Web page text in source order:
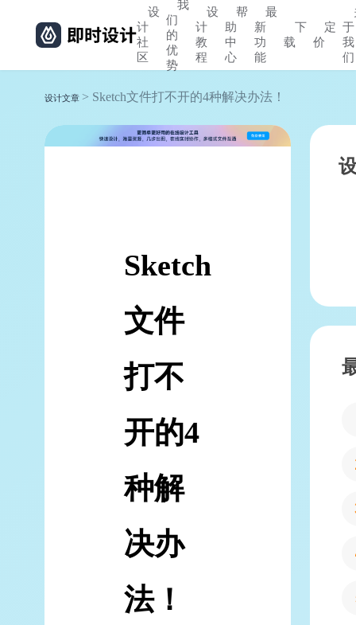
设
计
社
区
我
们
的
优
势
设
计
教
程
帮
助
中
心
最
新
功
能
下
载
定
价
于
我
们
设计文章 > Sketch文件打不开的4种解决办法！
Sketch
文件
打不
开的4
种解
决办
法！